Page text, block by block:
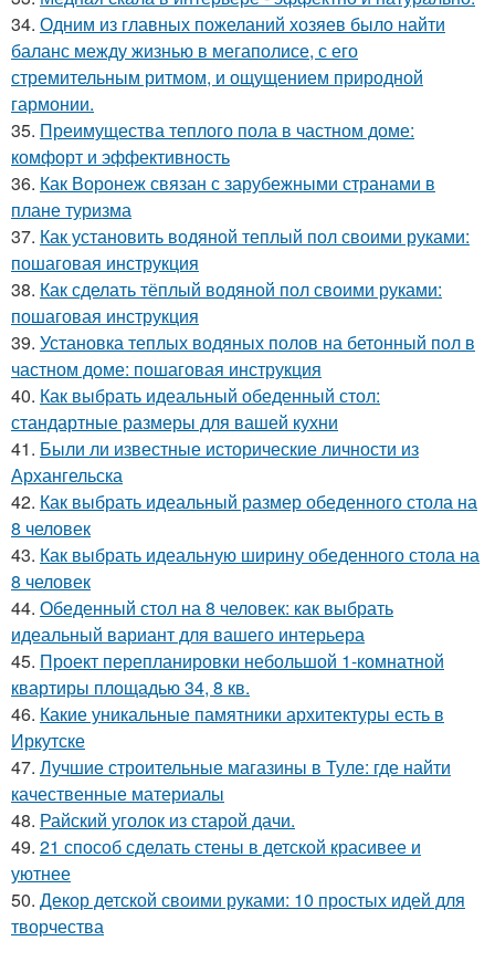
34. Одним из главных пожеланий хозяев было найти
баланс между жизнью в мегаполисе, с его
стремительным ритмом, и ощущением природной
гармонии.
35. Преимущества теплого пола в частном доме:
комфорт и эффективность
36. Как Воронеж связан с зарубежными странами в
плане туризма
37. Как установить водяной теплый пол своими руками:
пошаговая инструкция
38. Как сделать тёплый водяной пол своими руками:
пошаговая инструкция
39. Установка теплых водяных полов на бетонный пол в
частном доме: пошаговая инструкция
40. Как выбрать идеальный обеденный стол:
стандартные размеры для вашей кухни
41. Были ли известные исторические личности из
Архангельска
42. Как выбрать идеальный размер обеденного стола на
8 человек
43. Как выбрать идеальную ширину обеденного стола на
8 человек
44. Обеденный стол на 8 человек: как выбрать
идеальный вариант для вашего интерьера
45. Проект перепланировки небольшой 1-комнатной
квартиры площадью 34, 8 кв.
46. Какие уникальные памятники архитектуры есть в
Иркутске
47. Лучшие строительные магазины в Туле: где найти
качественные материалы
48. Райский уголок из старой дачи.
49. 21 способ сделать стены в детской красивее и
уютнее
50. Декор детской своими руками: 10 простых идей для
творчества